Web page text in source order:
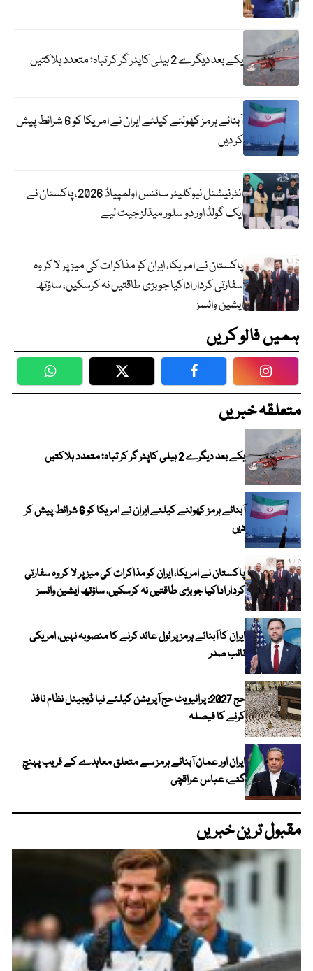
یکے بعد دیگرے 2 ہیلی کاپٹر گر کر تباہ؛ متعدد ہلاکتیں
آبنائے ہرمز کھولنے کیلئے ایران نے امریکا کو 6 شرائط پیش
کر دیں
انٹرنیشنل نیوکلیئر سائنس اولمپیاڈ 2026، پاکستان نے
ایک گولڈ اور دو سلور میڈلز جیت لیے
پاکستان نے امریکا، ایران کو مذاکرات کی میز پر لا کر وہ
سفارتی کردار اداکیا جو بڑی طاقتیں نہ کرسکیں، ساؤتھ
ایشین وائسز
ہمیں فالو کریں
WhatsApp Twitter Facebook
متعلقہ خبریں
یکے بعد دیگرے 2 ہیلی کاپٹر گر کر تباہ؛ متعدد ہلاکتیں
آبنائے ہرمز کھولنے کیلئے ایران نے امریکا کو 6 شرائط پیش کر
دیں
پاکستان نے امریکا، ایران کو مذاکرات کی میز پر لا کر وہ سفارتی
کردار اداکیا جو بڑی طاقتیں نہ کرسکیں، ساؤتھ ایشین وائسز
ایران کا آبنائے ہرمز پر ٹول عائد کرنے کا منصوبہ نہیں، امریکی
نائب صدر
حج 2027: پرائیویٹ حج آپریشن کیلئے نیا ڈیجیٹل نظام نافذ
کرنے کا فیصلہ
ایران اور عمان آبنائے ہرمز سے متعلق معاہدے کے قریب پہنچ
گئے، عباس عراقچی
مقبول ترین خبریں